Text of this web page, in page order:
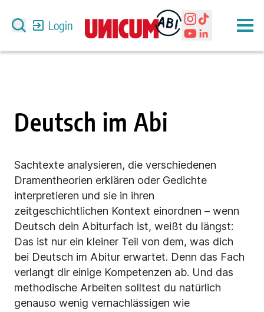
Login
Deutsch im Abi
Sachtexte analysieren, die verschiedenen
Dramentheorien erklären oder Gedichte
interpretieren und sie in ihren
zeitgeschichtlichen Kontext einordnen – wenn
Deutsch dein Abiturfach ist, weißt du längst:
Das ist nur ein kleiner Teil von dem, was dich
bei Deutsch im Abitur erwartet. Denn das Fach
verlangt dir einige Kompetenzen ab. Und das
methodische Arbeiten solltest du natürlich
genauso wenig vernachlässigen wie